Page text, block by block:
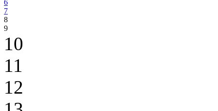
6
7
8
9
10
11
12